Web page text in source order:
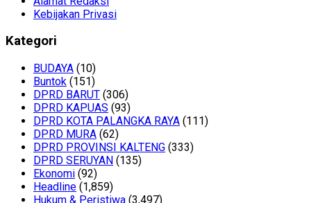
Kebijakan Privasi
Kategori
BUDAYA (10)
Buntok (151)
DPRD BARUT (306)
DPRD KAPUAS (93)
DPRD KOTA PALANGKA RAYA (111)
DPRD MURA (62)
DPRD PROVINSI KALTENG (333)
DPRD SERUYAN (135)
Ekonomi (92)
Headline (1,859)
Hukum & Peristiwa (3,497)